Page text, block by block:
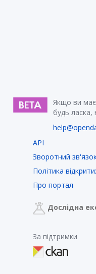
Якщо ви
будь ласка,
API
Зворотний
Політика
Про портал
Дослідна
За підтримки